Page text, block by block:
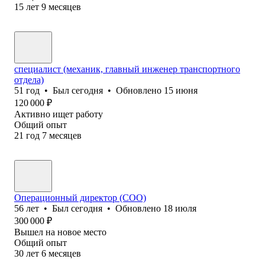
15 лет 9 месяцев
специалист (механик, главный инженер транспортного
отдела)
51 год • Был сегодня • Обновлено 15 июня
120 000 ₽
Активно ищет работу
Общий опыт
21 год 7 месяцев
Операционный директор (COO)
56 лет • Был сегодня • Обновлено 18 июля
300 000 ₽
Вышел на новое место
Общий опыт
30 лет 6 месяцев